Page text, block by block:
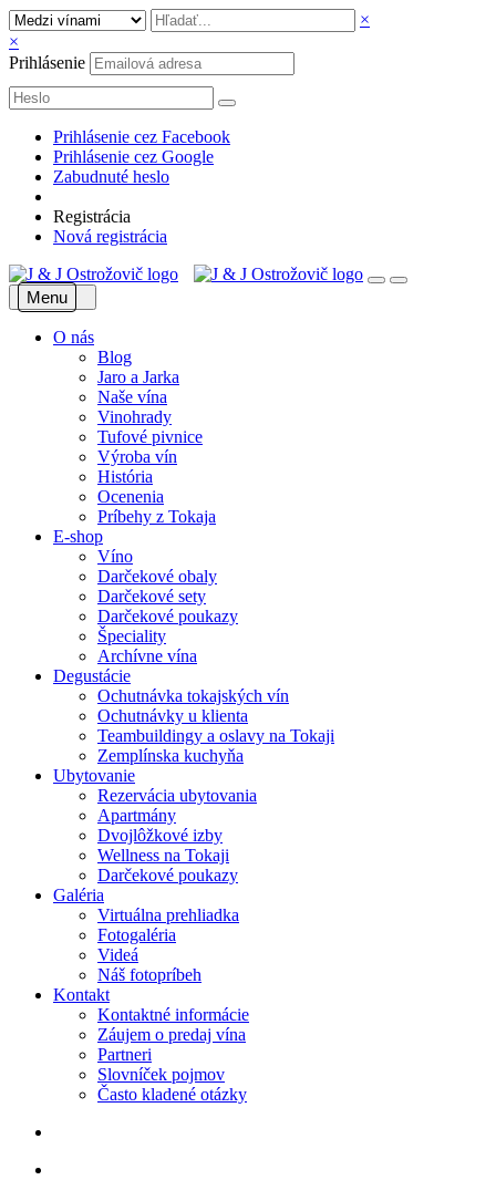
×
×
Prihlásenie
Prihlásenie cez Facebook
Prihlásenie cez Google
Zabudnuté heslo
Registrácia
Nová registrácia
Menu
O nás
Blog
Jaro a Jarka
Naše vína
Vinohrady
Tufové pivnice
Výroba vín
História
Ocenenia
Príbehy z Tokaja
E-shop
Víno
Darčekové obaly
Darčekové sety
Darčekové poukazy
Špeciality
Archívne vína
Degustácie
Ochutnávka tokajských vín
Ochutnávky u klienta
Teambuildingy a oslavy na Tokaji
Zemplínska kuchyňa
Ubytovanie
Rezervácia ubytovania
Apartmány
Dvojlôžkové izby
Wellness na Tokaji
Darčekové poukazy
Galéria
Virtuálna prehliadka
Fotogaléria
Videá
Náš fotopríbeh
Kontakt
Kontaktné informácie
Záujem o predaj vína
Partneri
Slovníček pojmov
Často kladené otázky